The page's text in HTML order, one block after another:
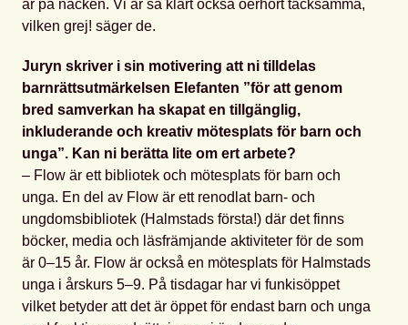
år på nacken. Vi är så klart också oerhört tacksamma,
vilken grej! säger de.
Juryn skriver i sin motivering att ni tilldelas
barnrättsutmärkelsen Elefanten ”för att genom
bred samverkan ha skapat en tillgänglig,
inkluderande och kreativ mötesplats för barn och
unga”. Kan ni berätta lite om ert arbete?
– Flow är ett bibliotek och mötesplats för barn och
unga. En del av Flow är ett renodlat barn- och
ungdomsbibliotek (Halmstads första!) där det finns
böcker, media och läsfrämjande aktiviteter för de som
är 0–15 år. Flow är också en mötesplats för Halmstads
unga i årskurs 5–9. På tisdagar har vi funkisöppet
vilket betyder att det är öppet för endast barn och unga